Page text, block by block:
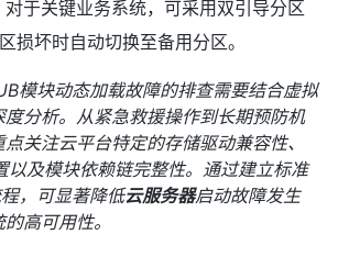
于关键业务系统，可采用双引导分区
损坏时自动切换至备用分区。
模块动态加载故障的排查需要结合虚拟
度分析。从紧急救援操作到长期预防机
关注云平台特定的存储驱动兼容性、
以及模块依赖链完整性。通过建立标准
，可显著降低云服务器启动故障发生
高可用性。